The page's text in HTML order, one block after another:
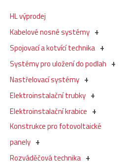
HL výprodej
Kabelové nosné systémy
Spojovací a kotvící technika
Systémy pro uložení do podlah
Nastřelovací systémy
Elektroinstalační trubky
Elektroinstalační krabice
Konstrukce pro fotovoltaické
panely
Rozváděčová technika